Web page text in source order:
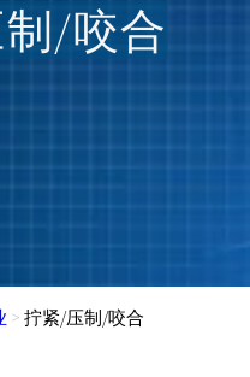
/咬合
> 拧紧/压制/咬合